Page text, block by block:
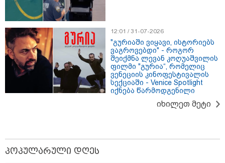
თვით თავისუფლების აღკვეთა მიესაჯა
19:42 / 06-08-2026
"იმნაძემ მის მეგობრებს
ალექსანდრე გაბაშვილს და
გიორგი მალანიას უთხრა,
თითქოსდა მისი მასწავლებელი,
გიგა ავალიანი ზედმეტ
ყურადღებას იჩენდა მის
მიმართ, რითაც გაბაშვილი
წააქეზა" - პროკურატურა
12:01 / 31-07-2026
"გურიაში ვიყავი, ისტორიებს
ვაგროვებდი" - როგორ
შეიქმნა ლევან კოღუაშვილის
ფილმი "გურია“, რომელიც
ვენეციის კინოფესტივალის
სექციაში - Venice Spotlight
იქნება წარმოდგენილი
იხილეთ მეტი
პოპულარული დღეს